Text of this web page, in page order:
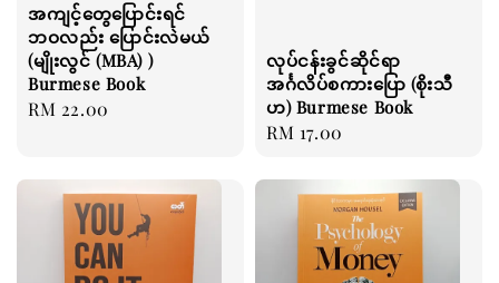
အကျင့်တွေပြောင်းရင်
ဘဝလည်း ပြောင်းလဲမယ်
(မျိုးလွင် (MBA) )
Burmese Book
Regular
RM 22.00
လုပ်ငန်းခွင်ဆိုင်ရာ
အင်္ဂလိပ်စကားပြော (စိုးသီ
ဟ) Burmese Book
Regular
RM 17.00